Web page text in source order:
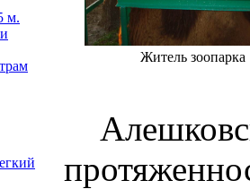
м.
Житель зоопарка